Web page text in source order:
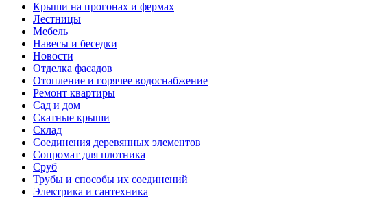
Крыши на прогонах и фермах
Лестницы
Мебель
Навесы и беседки
Новости
Отделка фасадов
Отопление и горячее водоснабжение
Ремонт квартиры
Сад и дом
Скатные крыши
Склад
Соединения деревянных элементов
Сопромат для плотника
Сруб
Трубы и способы их соединений
Электрика и сантехника